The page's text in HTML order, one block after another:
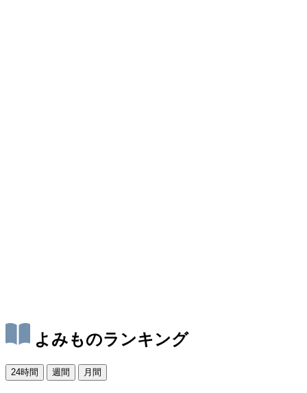
よみものランキング
24時間 週間 月間